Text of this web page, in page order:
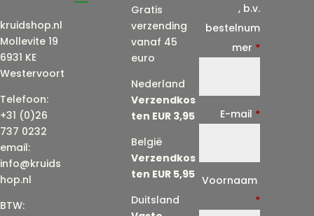
kruidshop.nl
Mollevite 19
6931 KE
Westervoort
Telefoon:
+31 (0)26
737 0232
email:
info@kruids
hop.nl
BTW:
Gratis
verzending
vanaf 45
euro
Nederland
Verzendkos
ten EUR 3,95
België
Verzendkos
ten EUR 5,95
Duitsland
, b.v.
bestelnum
mer *
E-mail *
Voornaam
*